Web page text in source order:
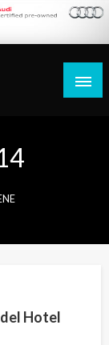
Hotel